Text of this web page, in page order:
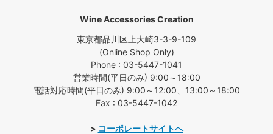
Wine Accessories Creation
東京都品川区上大崎3-3-9-109
(Online Shop Only)
Phone : 03-5447-1041
営業時間(平日のみ) 9:00～18:00
電話対応時間(平日のみ) 9:00～12:00、13:00～18:00
Fax : 03-5447-1042
> コーポレートサイトへ